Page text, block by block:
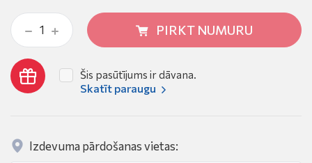
PIRKT NUMURU
Šis pasūtījums ir dāvana.
Skatīt paraugu
Izdevuma pārdošanas vietas: